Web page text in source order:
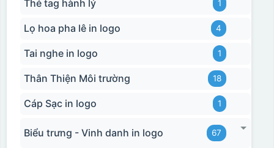
Thẻ tag hành lý 1
Lọ hoa pha lê in logo 4
Tai nghe in logo 1
Thân Thiện Môi trường 18
Cáp Sạc in logo 1
Biểu trưng - Vinh danh in logo 67